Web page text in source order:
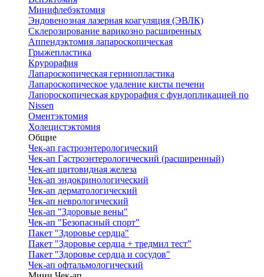
Минифлебэктомия
Эндовенозная лазерная коагуляция (ЭВЛК)
Склерозирование варикозно расширенных
Аппендэктомия лапароскопическая
Грыжепластика
Крурорафия
Лапароскопическая герниопластика
Лапароскопическое удаление кисты печени
Лапороскопическая крурорафия с фундопликацией по
Nissen
Оментэктомия
Холецистэктомия
Общие
Чек-ап гастроэнтерологический
Чек-ап Гастроэнтерологический (расширенный)
Чек-ап щитовидная железа
Чек-ап эндокринологический
Чек-ап дерматологический
Чек-ап неврологический
Чек-ап "Здоровые вены"
Чек-ап "Безопасный спорт"
Пакет "Здоровье сердца"
Пакет "Здоровье сердца + тредмил тест"
Пакет "Здоровье сердца и сосудов"
Чек-ап офтальмологический